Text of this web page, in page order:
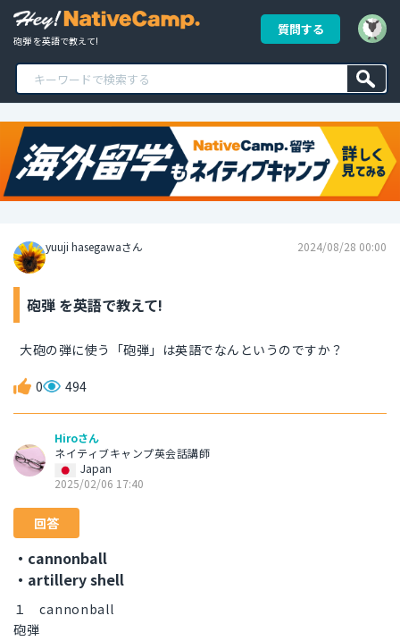
砲弾 を英語で教えて!
質問する
yuuji hasegawaさん 2024/08/28 00:00
砲弾 を英語で教えて!
大砲の弾に使う「砲弾」は英語でなんというのですか？
0 494
Hiroさん
ネイティブキャンプ英会話講師
Japan
2025/02/06 17:40
回答
・cannonball
・artillery shell
１ cannonball
砲弾